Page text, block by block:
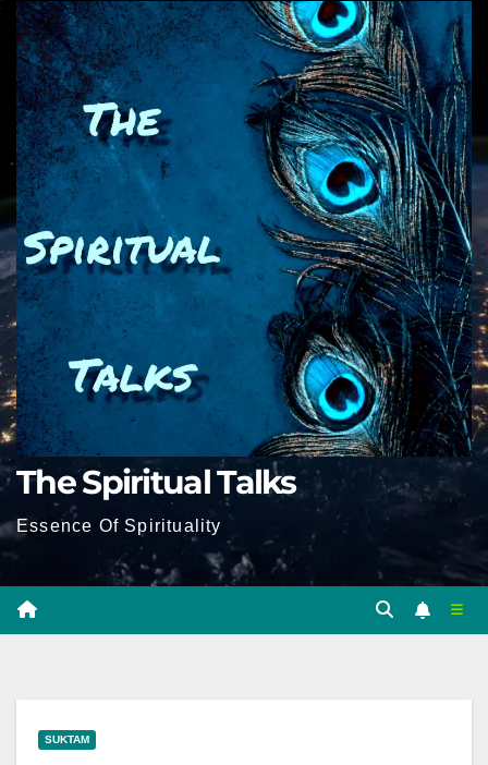
The Spiritual Talks
Essence Of Spirituality
SUKTAM